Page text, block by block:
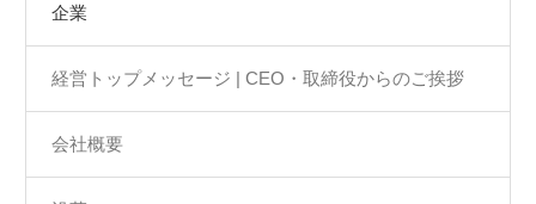
企業
経営トップメッセージ | CEO・取締役からのご挨拶
会社概要